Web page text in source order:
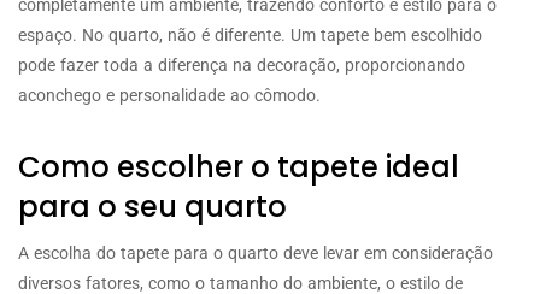
completamente um ambiente, trazendo conforto e estilo para o
espaço. No quarto, não é diferente. Um tapete bem escolhido
pode fazer toda a diferença na decoração, proporcionando
aconchego e personalidade ao cômodo.
Como escolher o tapete ideal
para o seu quarto
A escolha do tapete para o quarto deve levar em consideração
diversos fatores, como o tamanho do ambiente, o estilo de